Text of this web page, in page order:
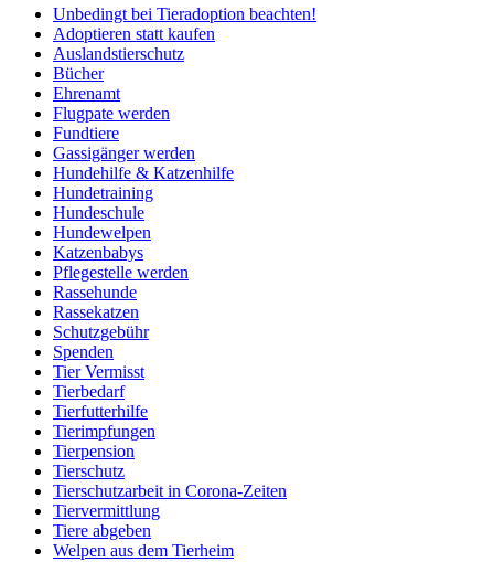
Unbedingt bei Tieradoption beachten!
Adoptieren statt kaufen
Auslandstierschutz
Bücher
Ehrenamt
Flugpate werden
Fundtiere
Gassigänger werden
Hundehilfe & Katzenhilfe
Hundetraining
Hundeschule
Hundewelpen
Katzenbabys
Pflegestelle werden
Rassehunde
Rassekatzen
Schutzgebühr
Spenden
Tier Vermisst
Tierbedarf
Tierfutterhilfe
Tierimpfungen
Tierpension
Tierschutz
Tierschutzarbeit in Corona-Zeiten
Tiervermittlung
Tiere abgeben
Welpen aus dem Tierheim